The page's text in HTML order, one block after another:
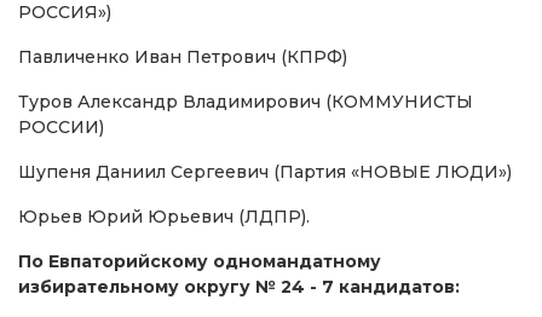
РОССИЯ»)
Павличенко Иван Петрович (КПРФ)
Туров Александр Владимирович (КОММУНИСТЫ
РОССИИ)
Шупеня Даниил Сергеевич (Партия «НОВЫЕ ЛЮДИ»)
Юрьев Юрий Юрьевич (ЛДПР).
По Евпаторийскому одномандатному
избирательному округу № 24 - 7 кандидатов: